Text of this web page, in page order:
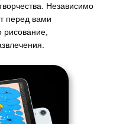
Независимо
перед вами
рисование,